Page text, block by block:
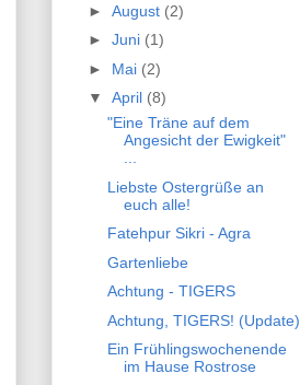
► August (2)
► Juni (1)
► Mai (2)
▼ April (8)
"Eine Träne auf dem
Angesicht der Ewigkeit"
Liebste Ostergrüße an
euch alle!
Fatehpur Sikri - Agra
Gartenliebe
Achtung - TIGERS
Achtung, TIGERS! (Update)
Ein Frühlingswochenende
im Hause Rostrose